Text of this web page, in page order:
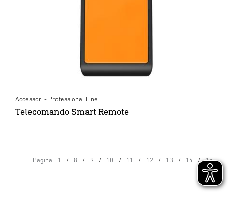
Accessori - Professional Line
Telecomando Smart Remote
Pagina 1 8 9 10 11 12 13 14 15